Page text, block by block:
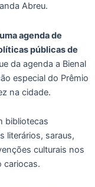
Abreu.
agenda de
públicas de
da agenda a Bienal
especial do Prêmio
na cidade.
bibliotecas
literários, saraus,
culturais nos
cariocas.